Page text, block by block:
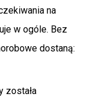
na
w ogóle. Bez
dostaną:
została